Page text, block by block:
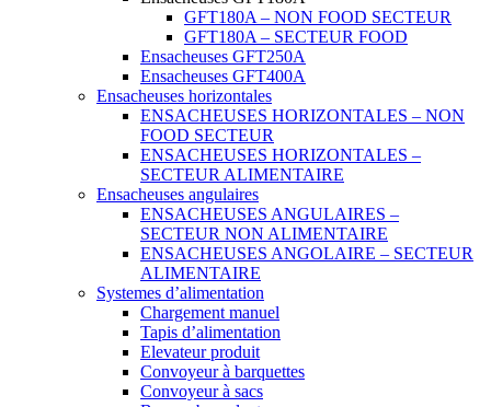
GFT180A – NON FOOD SECTEUR
GFT180A – SECTEUR FOOD
Ensacheuses GFT250A
Ensacheuses GFT400A
Ensacheuses horizontales
ENSACHEUSES HORIZONTALES – NON
FOOD SECTEUR
ENSACHEUSES HORIZONTALES –
SECTEUR ALIMENTAIRE
Ensacheuses angulaires
ENSACHEUSES ANGULAIRES –
SECTEUR NON ALIMENTAIRE
ENSACHEUSES ANGOLAIRE – SECTEUR
ALIMENTAIRE
Systemes d’alimentation
Chargement manuel
Tapis d’alimentation
Elevateur produit
Convoyeur à barquettes
Convoyeur à sacs